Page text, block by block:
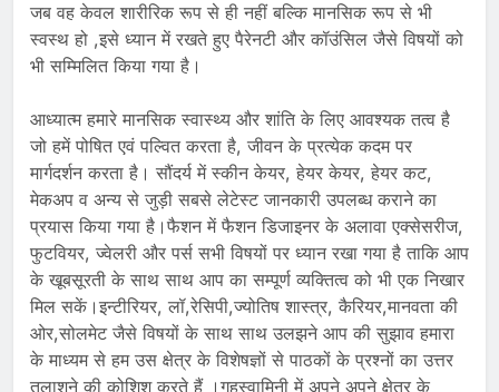
जब वह केवल शारीरिक रूप से ही नहीं बल्कि मानसिक रूप से भी
स्वस्थ हो ,इसे ध्यान में रखते हुए पैरेनटी और कॉउंसिल जैसे विषयों को
भी सम्मिलित किया गया है।
आध्यात्म हमारे मानसिक स्वास्थ्य और शांति के लिए आवश्यक तत्व है
जो हमें पोषित एवं पल्वित करता है, जीवन के प्रत्येक कदम पर
मार्गदर्शन करता है। सौंदर्य में स्कीन केयर, हेयर केयर, हेयर कट,
मेकअप व अन्य से जुड़ी सबसे लेटेस्ट जानकारी उपलब्ध कराने का
प्रयास किया गया है।फैशन में फैशन डिजाइनर के अलावा एक्सेसरीज,
फुटवियर, ज्वेलरी और पर्स सभी विषयों पर ध्यान रखा गया है ताकि आप
के खूबसूरती के साथ साथ आप का सम्पूर्ण व्यक्तित्व को भी एक निखार
मिल सकें।इन्टीरियर, लॉ,रेसिपी,ज्योतिष शास्त्र, कैरियर,मानवता की
ओर,सोलमेट जैसे विषयों के साथ साथ उलझने आप की सुझाव हमारा
के माध्यम से हम उस क्षेत्र के विशेषज्ञों से पाठकों के प्रश्नों का उत्तर
तलाशने की कोशिश करते हैं ।गृहस्वामिनी में अपने अपने क्षेत्र के